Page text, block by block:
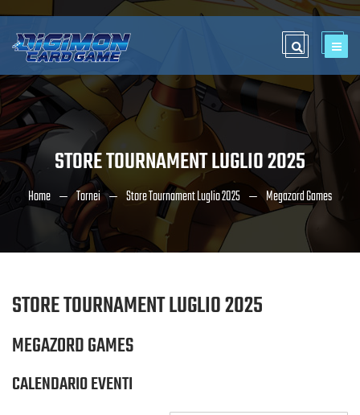
STORE TOURNAMENT LUGLIO 2025
Home Tornei Store Tournament Luglio 2025 Megazord Games
STORE TOURNAMENT LUGLIO 2025
MEGAZORD GAMES
CALENDARIO EVENTI